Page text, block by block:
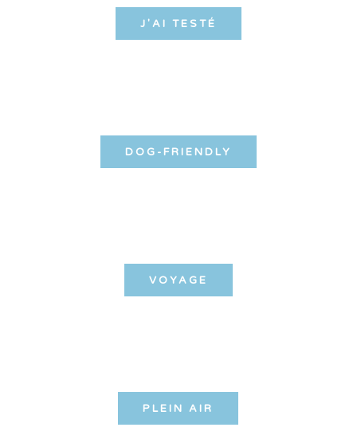
J'AI TESTÉ
DOG-FRIENDLY
VOYAGE
PLEIN AIR